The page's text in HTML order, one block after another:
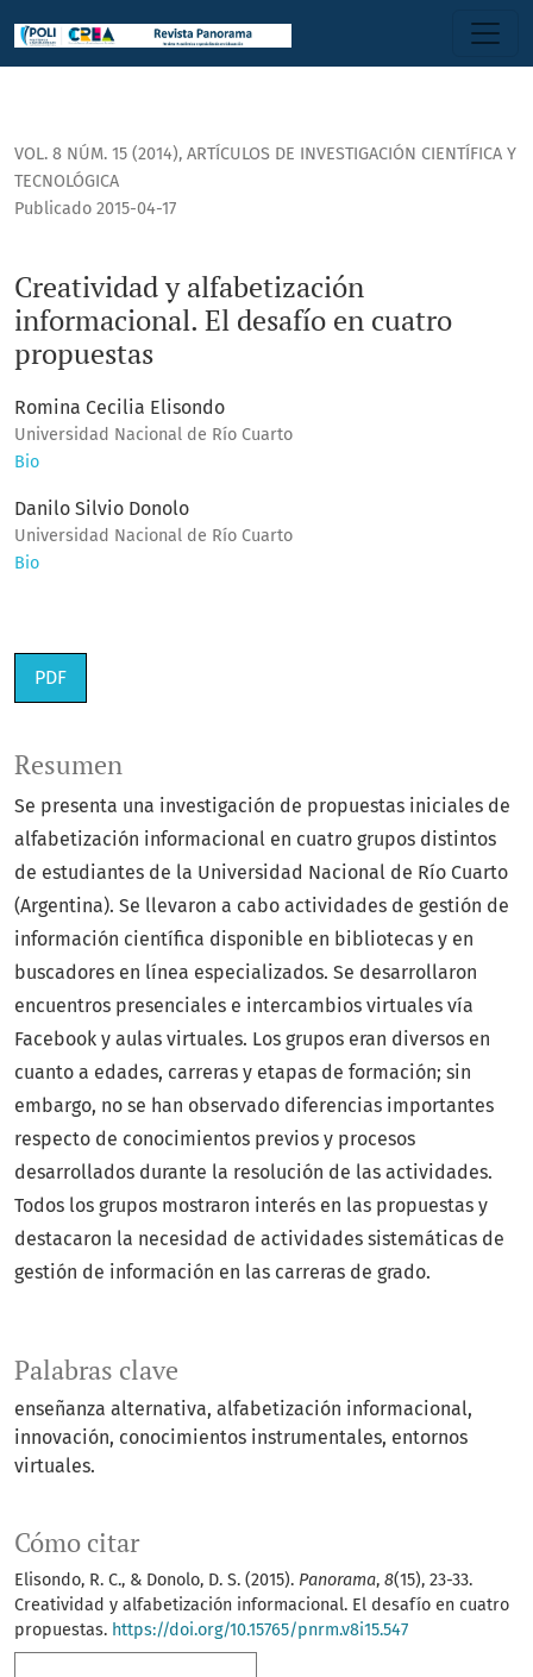
VOL. 8 NÚM. 15 (2014), ARTÍCULOS DE INVESTIGACIÓN CIENTÍFICA Y
TECNOLÓGICA
Creatividad y alfabetización
informacional. El desafío en cuatro
propuestas
Publicado 2015-04-17
Romina Cecilia Elisondo
Universidad Nacional de Río Cuarto
Bio
Danilo Silvio Donolo
Universidad Nacional de Río Cuarto
Bio
PDF
Palabras clave
enseñanza alternativa alfabetización informacional
innovación conocimientos instrumentales entornos
virtuales.
Cómo citar
Elisondo, R. C., & Donolo, D. S. (2015). Panorama, 8(15), 23-33.
Creatividad y alfabetización informacional. El desafío en cuatro
propuestas. https://doi.org/10.15765/pnrm.v8i15.547
Resumen
Se presenta una investigación de propuestas iniciales de
alfabetización informacional en cuatro grupos distintos
de estudiantes de la Universidad Nacional de Río Cuarto
(Argentina). Se llevaron a cabo actividades de gestión de
información científica disponible en bibliotecas y en
buscadores en línea especializados. Se desarrollaron
encuentros presenciales e intercambios virtuales vía
Facebook y aulas virtuales. Los grupos eran diversos en
cuanto a edades, carreras y etapas de formación; sin
embargo, no se han observado diferencias importantes
respecto de conocimientos previos y procesos
desarrollados durante la resolución de las actividades.
Todos los grupos mostraron interés en las propuestas y
destacaron la necesidad de actividades sistemáticas de
gestión de información en las carreras de grado.